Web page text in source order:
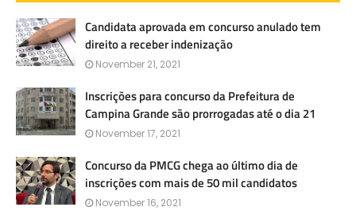
Candidata aprovada em concurso anulado tem
direito a receber indenização
November 21, 2021
Inscrições para concurso da Prefeitura de
Campina Grande são prorrogadas até o dia 21
November 17, 2021
Concurso da PMCG chega ao último dia de
inscrições com mais de 50 mil candidatos
November 16, 2021